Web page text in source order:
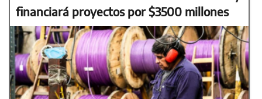
financiará proyectos por $3500 millones